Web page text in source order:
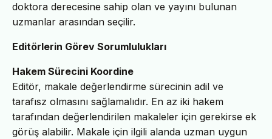
doktora derecesine sahip olan ve yayını bulunan
uzmanlar arasından seçilir.
Editörlerin Görev Sorumlulukları
Hakem Sürecini Koordine
Editör, makale değerlendirme sürecinin adil ve
tarafısz olmasını sağlamalıdır. En az iki hakem
tarafından değerlendirilen makaleler için gerekirse ek
görüş alabilir. Makale için ilgili alanda uzman uygun